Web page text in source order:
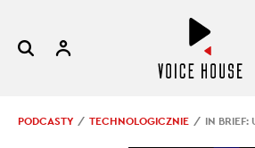
PODCASTY TECHNOLOGICZNIE